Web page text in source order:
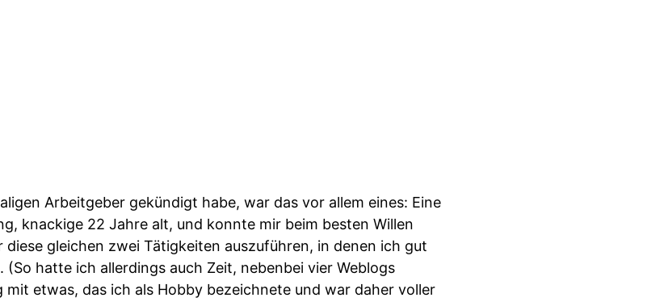
Arbeitgeber gekündigt habe, war das vor allem eines: Eine
knackige 22 Jahre alt, und konnte mir beim besten Willen
gleichen zwei Tätigkeiten auszuführen, in denen ich gut
hatte ich allerdings auch Zeit, nebenbei vier Weblogs
etwas, das ich als Hobby bezeichnete und war daher voller